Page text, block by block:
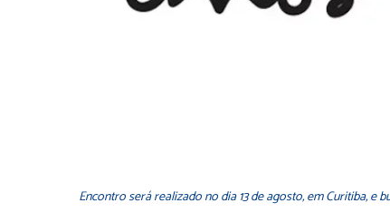
Encontro será realizado no dia 13 de agosto, em Curitiba,